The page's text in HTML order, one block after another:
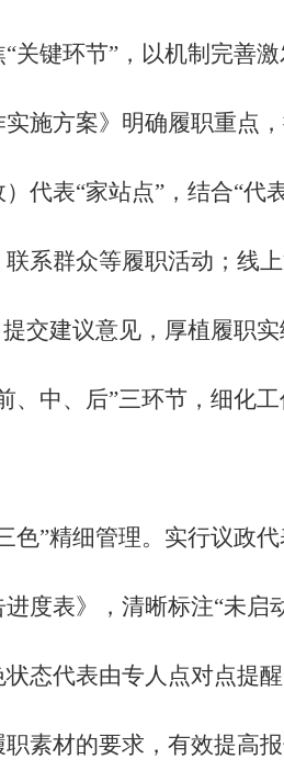
“关键环节”，以机制完善
施方案》明确履职重点
）代表“家站点”，结合“代
系群众等履职活动；线
提交建议意见，厚植履职
、中、后”三环节，细化
色”精细管理。实行议政
进度表》，清晰标注“未
态代表由专人点对点提
素材的要求，有效提高